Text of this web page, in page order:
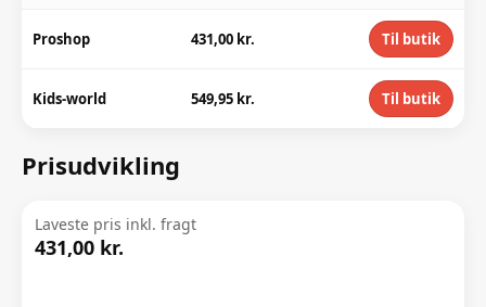
Proshop 431,00 kr. Til butik
Kids-world 549,95 kr. Til butik
Prisudvikling
Laveste pris inkl. fragt
431,00 kr.